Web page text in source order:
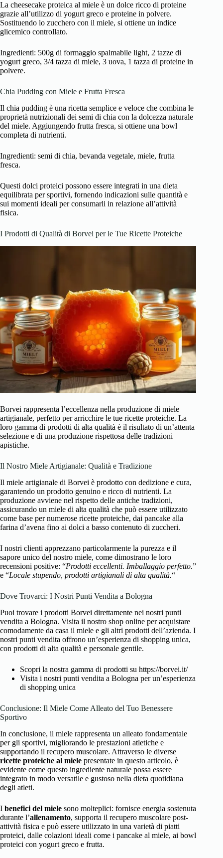
La cheesecake proteica al miele è un dolce ricco di proteine
grazie all’utilizzo di yogurt greco e proteine in polvere.
Sostituendo lo zucchero con il miele, si ottiene un indice
glicemico controllato.
Ingredienti: 500g di formaggio spalmabile light, 2 tazze di
yogurt greco, 3/4 tazza di miele, 3 uova, 1 tazza di proteine in
polvere.
Chia Pudding con Miele e Frutta Fresca
Il chia pudding è una ricetta semplice e veloce che combina le
proprietà nutrizionali dei semi di chia con la dolcezza naturale
del miele. Aggiungendo frutta fresca, si ottiene una bowl
completa di nutrienti.
Ingredienti: semi di chia, bevanda vegetale, miele, frutta
fresca.
Questi dolci proteici possono essere integrati in una dieta
equilibrata per sportivi, fornendo indicazioni sulle quantità e
sui momenti ideali per consumarli in relazione all’attività
fisica.
I Prodotti di Qualità di Borvei per le Tue Ricette Proteiche
Borvei rappresenta l’eccellenza nella produzione di miele
artigianale, perfetto per arricchire le tue ricette proteiche. La
loro gamma di prodotti di alta qualità è il risultato di un’attenta
selezione e di una produzione rispettosa delle tradizioni
apistiche.
Il Nostro Miele Artigianale: Qualità e Tradizione
Il miele artigianale di Borvei è prodotto con dedizione e cura,
garantendo un prodotto genuino e ricco di nutrienti. La
produzione avviene nel rispetto delle antiche tradizioni,
assicurando un miele di alta qualità che può essere utilizzato
come base per numerose ricette proteiche, dai pancake alla
farina d’avena fino ai dolci a basso contenuto di zuccheri.
I nostri clienti apprezzano particolarmente la purezza e il
sapore unico del nostro miele, come dimostrano le loro
recensioni positive: “Prodotti eccellenti. Imballaggio perfetto.”
e “Locale stupendo, prodotti artigianali di alta qualità.“
Dove Trovarci: I Nostri Punti Vendita a Bologna
Puoi trovare i prodotti Borvei direttamente nei nostri punti
vendita a Bologna. Visita il nostro shop online per acquistare
comodamente da casa il miele e gli altri prodotti dell’azienda. I
nostri punti vendita offrono un’esperienza di shopping unica,
con prodotti di alta qualità e personale gentile.
Scopri la nostra gamma di prodotti su https://borvei.it/
Visita i nostri punti vendita a Bologna per un’esperienza
di shopping unica
Conclusione: Il Miele Come Alleato del Tuo Benessere
Sportivo
In conclusione, il miele rappresenta un alleato fondamentale
per gli sportivi, migliorando le prestazioni atletiche e
supportando il recupero muscolare. Attraverso le diverse
ricette proteiche al miele presentate in questo articolo, è
evidente come questo ingrediente naturale possa essere
integrato in modo versatile e gustoso nella dieta quotidiana
degli atleti.
I benefici del miele sono molteplici: fornisce energia sostenuta
durante l’allenamento, supporta il recupero muscolare post-
attività fisica e può essere utilizzato in una varietà di piatti
proteici, dalle colazioni ideali come i pancake al miele, ai bowl
proteici con yogurt greco e frutta.